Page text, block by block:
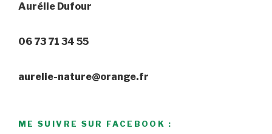
Aurélie Dufour
06 73 71 34 55
aurelie-nature@orange.fr
ME SUIVRE SUR FACEBOOK :